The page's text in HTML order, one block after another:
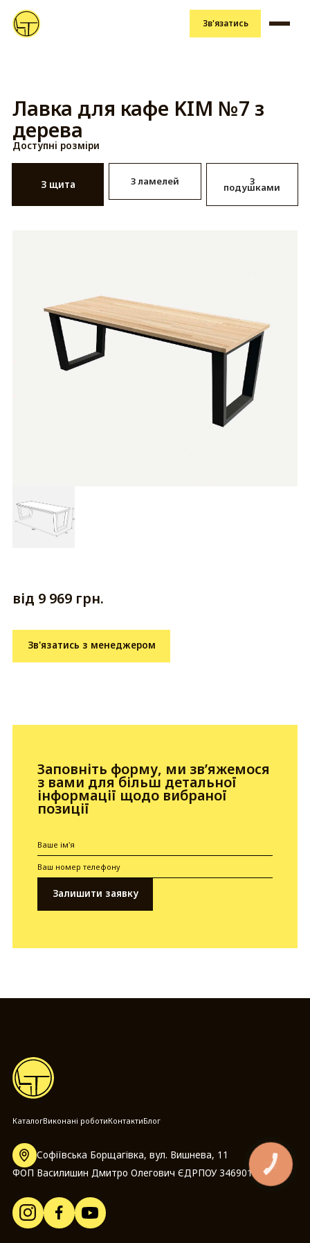
Зв'язатись
Лавка для кафе KIM №7 з
дерева
Доступні розміри
З щита З ламелей З
подушками
від 9 969 грн.
Зв'язатись з менеджером
Заповніть форму, ми зв’яжемося
з вами для більш детальної
інформації щодо вибраної
позиції
КаталогВиконані роботиКонтактиБлог
Софіївська Борщагівка, вул. Вишнева, 11
ФОП Василишин Дмитро Олегович ЄДРПОУ 3469014097
КНОПКА
ЗВ'ЯЗКУ